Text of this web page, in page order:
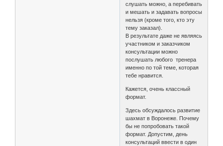
слушать можно, а перебивать
и мешать и задавать вопросы
нельзя (кроме того, кто эту
тему заказал).
В результате даже не являясь
участником и заказчиком
консультации можно
послушать любого тренера
именно по той теме, которая
тебе нравится.
Кажется, очень классный
формат.
Здесь обсуждалось развитие
шахмат в Воронеже. Почему
бы не попробовать такой
формат. Допустим, день
консультаций ввести в один